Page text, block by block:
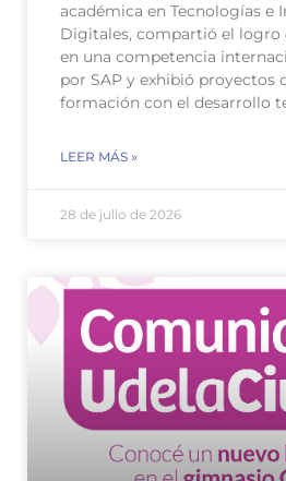
académica en Tecnologías e
Digitales, compartió el logro
en una competencia
por SAP y exhibió proyectos
formación con el desarrollo
LEER MÁS »
28 de julio de 2026